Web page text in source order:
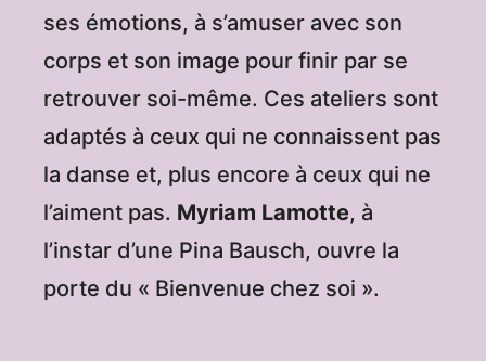
ses émotions, à s’amuser avec son
corps et son image pour finir par se
retrouver soi-même. Ces ateliers sont
adaptés à ceux qui ne connaissent pas
la danse et, plus encore à ceux qui ne
l’aiment pas. Myriam Lamotte, à
l’instar d’une Pina Bausch, ouvre la
porte du « Bienvenue chez soi ».